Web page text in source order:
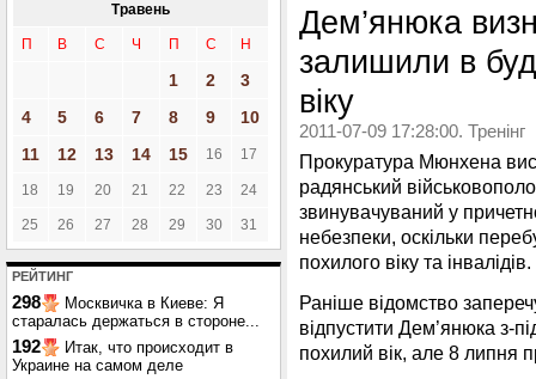
Травень
П В С Ч П С Н
1 2
3
4
5 6 7 8 9
10
11
12 13 14 15 16 17
18 19 20 21 22 23 24
25 26 27 28 29 30 31
РЕЙТИНГ
298
Москвичка в Киеве: Я
старалась держаться в стороне...
192
Итак, что происходит в
Украине на самом деле
Дем’янюка
залишили в
віку
2011-07-09 17:28:00. Тренінг
Прокуратура Мюнхена
радянський
звинувачуваний у
небезпеки, оскільки
похилого віку та
Раніше відомство
відпустити Дем’янюка з-
похилий вік, але 8 липня